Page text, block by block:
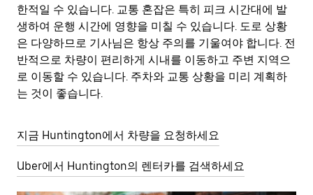
한적일 수 있습니다. 교통 혼잡은 특히 피크 시간대에 발
생하여 운행 시간에 영향을 미칠 수 있습니다. 도로 상황
은 다양하므로 기사님은 항상 주의를 기울여야 합니다. 전
반적으로 차량이 편리하게 시내를 이동하고 주변 지역으
로 이동할 수 있습니다. 주차와 교통 상황을 미리 계획하
는 것이 좋습니다.
지금 Huntington에서 차량을 요청하세요
Uber에서 Huntington의 렌터카를 검색하세요